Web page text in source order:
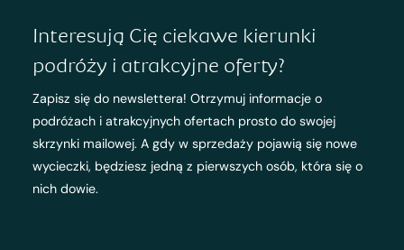
Interesują Cię ciekawe kierunki
podróży i atrakcyjne oferty?
Zapisz się do newslettera! Otrzymuj informacje o
podróżach i atrakcyjnych ofertach prosto do swojej
skrzynki mailowej. A gdy w sprzedaży pojawią się nowe
wycieczki, będziesz jedną z pierwszych osób, która się o
nich dowie.